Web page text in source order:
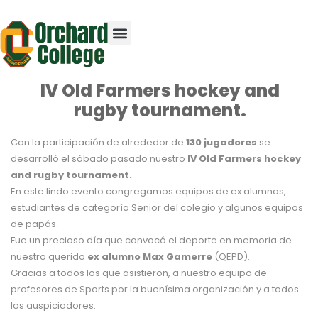
IV Old Farmers hockey and
rugby tournament.
Con la participación de alrededor de 130 jugadores se
desarrolló el sábado pasado nuestro IV Old Farmers hockey
and rugby tournament.
En este lindo evento congregamos equipos de ex alumnos,
estudiantes de categoría Senior del colegio y algunos equipos
de papás.
Fue un precioso día que convocó el deporte en memoria de
nuestro querido ex alumno Max Gamerre (QEPD).
Gracias a todos los que asistieron, a nuestro equipo de
profesores de Sports por la buenísima organización y a todos
los auspiciadores.